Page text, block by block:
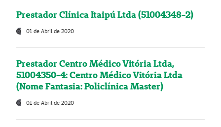
Prestador Clínica Itaipú Ltda (51004348-2)
01 de Abril de 2020
Prestador Centro Médico Vitória Ltda,
51004350-4: Centro Médico Vitória Ltda
(Nome Fantasia: Policlínica Master)
01 de Abril de 2020